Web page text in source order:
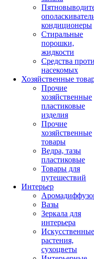
кондиционеры
Стиральные
порошки,
жидкости
Средства
насекомых
Хозяйственные
Прочие
хозяйственные
пластиковые
изделия
Прочие
хозяйственные
товары
Ведра, тазы
пластиковые
Товары для
путешествий
Интерьер
Вазы
Зеркала для
интерьера
Искусственные
растения,
сухоцветы